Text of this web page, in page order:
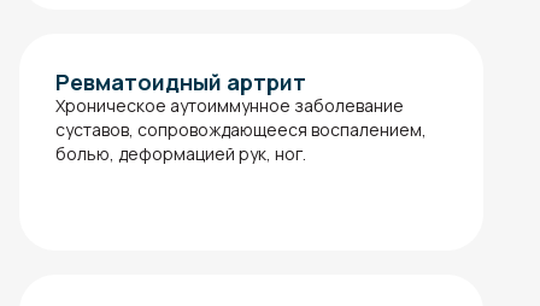
Ревматоидный артрит
Хроническое аутоиммунное заболевание
суставов, сопровождающееся воспалением,
болью, деформацией рук, ног.